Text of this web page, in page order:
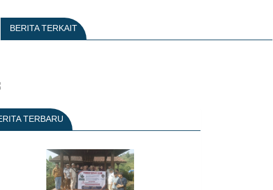
BERITA TERKAIT
TERBARU